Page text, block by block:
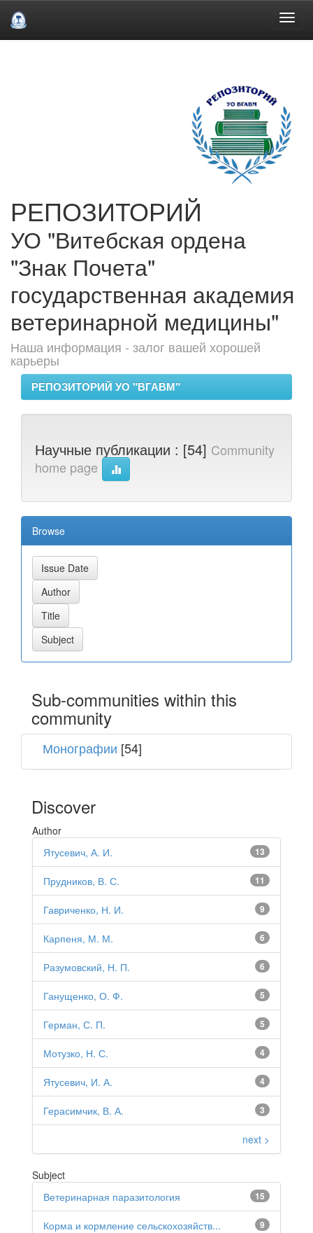
РЕПОЗИТОРИЙ
УО "Витебская ордена
"Знак Почета"
государственная академия
ветеринарной медицины"
Наша информация - залог вашей хорошей
карьеры
РЕПОЗИТОРИЙ УО "ВГАВМ"
Научные публикации : [54] Community
home page
Browse
Sub-communities within this
community
Монографии [54]
Discover
Author
13
Ятусевич, А. И.
11
Прудников, В. С.
9
Гавриченко, Н. И.
6
Карпеня, М. М.
6
Разумовский, Н. П.
5
Ганущенко, О. Ф.
5
Герман, С. П.
4
Мотузко, Н. С.
4
Ятусевич, И. А.
3
Герасимчик, В. А.
next >
Subject
15
Ветеринарная паразитология
9
Корма и кормление сельскохозяйств...